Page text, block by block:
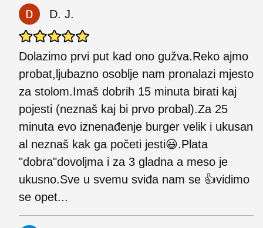
D. J.
Dolazimo prvi put kad ono gužva.Reko ajmo
probat,ljubazno osoblje nam pronalazi mjesto
za stolom.Imaš dobrih 15 minuta birati kaj
pojesti (neznaš kaj bi prvo probal).Za 25
minuta evo iznenađenje burger velik i ukusan
al neznaš kak ga početi jesti😃.Plata
"dobra"dovoljma i za 3 gladna a meso je
ukusno.Sve u svemu sviđa nam se 👍vidimo
se opet...